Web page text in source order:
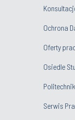
Ochrona
Oferty
Osiedle
Serwis